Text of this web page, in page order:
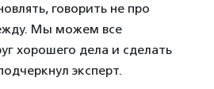
говорить не про
Мы можем все
хорошего дела и сделать
эксперт.